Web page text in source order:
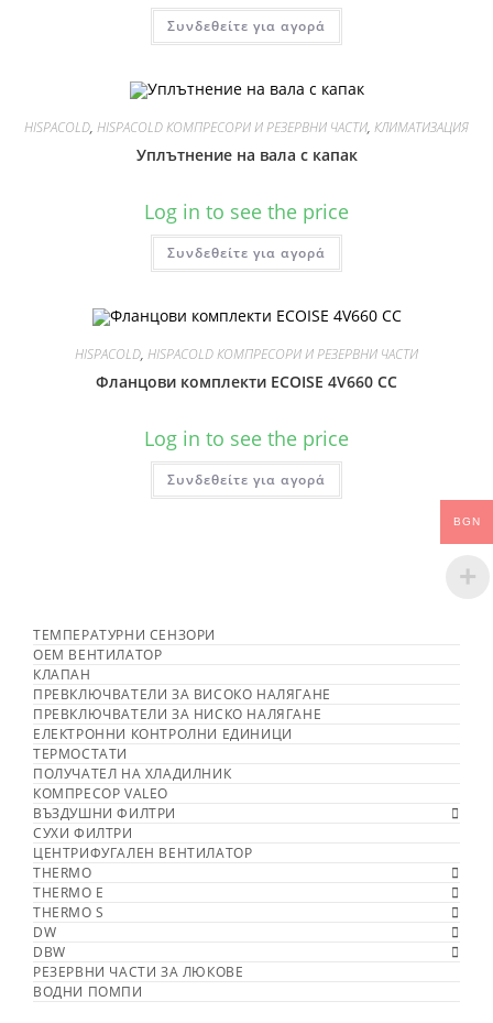
Συνδεθείτε για αγορά
HISPACOLD, HISPACOLD КОМПРЕСОРИ И РЕЗЕРВНИ ЧАСТИ, КЛИМАТИЗАЦИЯ
Уплътнение на вала с капак
Log in to see the price
Συνδεθείτε για αγορά
HISPACOLD, HISPACOLD КОМПРЕСОРИ И РЕЗЕРВНИ ЧАСТИ
Фланцови комплекти ECOISE 4V660 CC
Log in to see the price
Συνδεθείτε για αγορά
ТЕМПЕРАТУРНИ СЕНЗОРИ
OEM ВЕНТИЛАТОР
КЛАПАН
ПРЕВКЛЮЧВАТЕЛИ ЗА ВИСОКО НАЛЯГАНЕ
ПРЕВКЛЮЧВАТЕЛИ ЗА НИСКО НАЛЯГАНЕ
ЕЛЕКТРОННИ КОНТРОЛНИ ЕДИНИЦИ
ТЕРМОСТАТИ
ПОЛУЧАТЕЛ НА ХЛАДИЛНИК
КОМПРЕСОР VALEO
ВЪЗДУШНИ ФИЛТРИ
СУХИ ФИЛТРИ
ЦЕНТРИФУГАЛЕН ВЕНТИЛАТОР
THERMO
THERMO E
THERMO S
DW
DBW
РЕЗЕРВНИ ЧАСТИ ЗА ЛЮКОВЕ
ВОДНИ ПОМПИ
BGN